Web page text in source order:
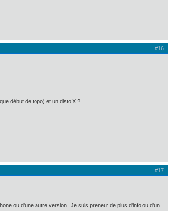
#16
début de topo) et un disto X ?
#17
ou d'une autre version. Je suis preneur de plus d'info ou d'un